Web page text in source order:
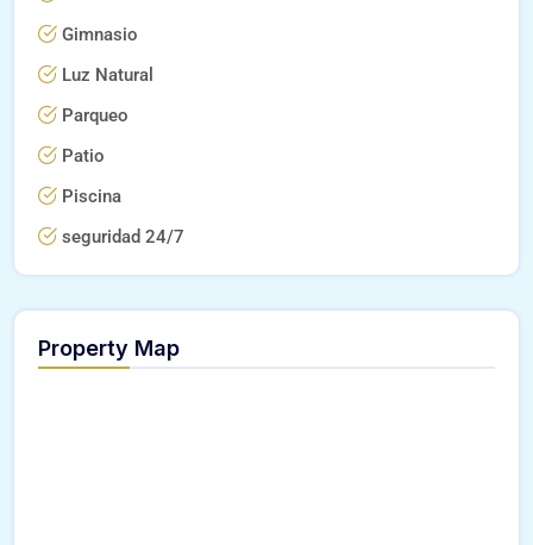
Gimnasio
Luz Natural
Parqueo
Patio
Piscina
seguridad 24/7
Property Map